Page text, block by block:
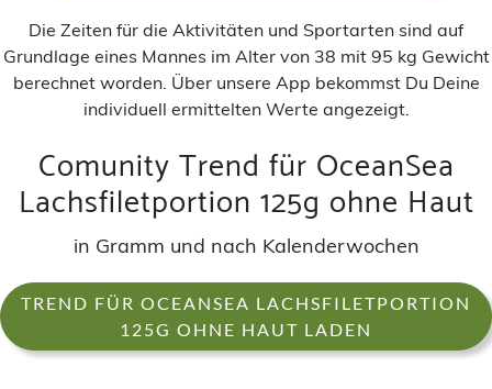
Die Zeiten für die Aktivitäten und Sportarten sind auf
Grundlage eines Mannes im Alter von 38 mit 95 kg Gewicht
berechnet worden. Über unsere App bekommst Du Deine
individuell ermittelten Werte angezeigt.
Comunity Trend für OceanSea
Lachsfiletportion 125g ohne Haut
in Gramm und nach Kalenderwochen
TREND FÜR OCEANSEA LACHSFILETPORTION
125G OHNE HAUT LADEN